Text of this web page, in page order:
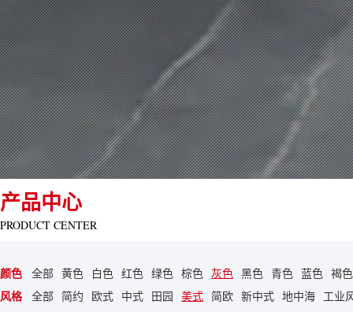
产品中心
PRODUCT CENTER
颜色 全部 黄色 白色 红色 绿色 棕色 灰色 黑色 青色 蓝色
褐色
风格
全部 简约 欧式 中式 田园 美式 简欧 新中式 地中海
工业